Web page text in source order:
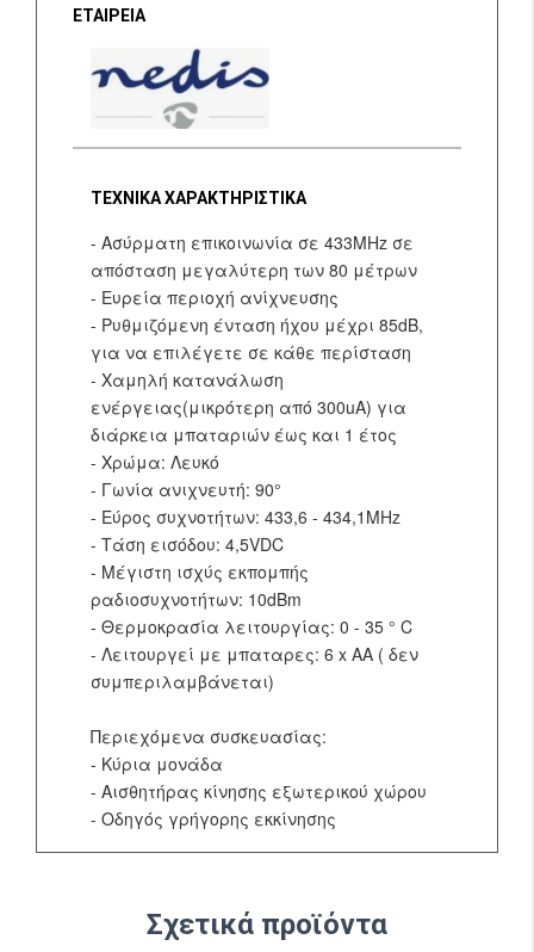
ΕΤΑΙΡΕΙΑ
ΤΕΧΝΙΚΑ ΧΑΡΑΚΤΗΡΙΣΤΙΚΑ
- Ασύρματη επικοινωνία σε 433MHz σε
απόσταση μεγαλύτερη των 80 μέτρων
- Ευρεία περιοχή ανίχνευσης
- Ρυθμιζόμενη ένταση ήχου μέχρι 85dB,
για να επιλέγετε σε κάθε περίσταση
- Χαμηλή κατανάλωση
ενέργειας(μικρότερη από 300uA) για
διάρκεια μπαταριών έως και 1 έτος
- Χρώμα: Λευκό
- Γωνία ανιχνευτή: 90°
- Εύρος συχνοτήτων: 433,6 - 434,1MHz
- Τάση εισόδου: 4,5VDC
- Μέγιστη ισχύς εκπομπής
ραδιοσυχνοτήτων: 10dBm
- Θερμοκρασία λειτουργίας: 0 - 35 ° C
- Λειτουργεί με μπαταρες: 6 x AA ( δεν
συμπεριλαμβάνεται)
Περιεχόμενα συσκευασίας:
- Κύρια μονάδα
- Αισθητήρας κίνησης εξωτερικού χώρου
- Οδηγός γρήγορης εκκίνησης
Σχετικά προϊόντα